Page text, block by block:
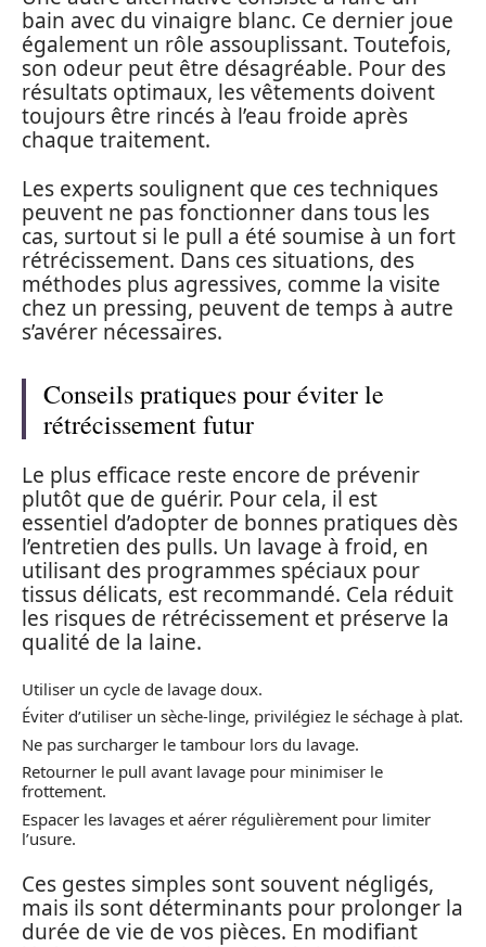
bain avec du vinaigre blanc. Ce dernier joue
également un rôle assouplissant. Toutefois,
son odeur peut être désagréable. Pour des
résultats optimaux, les vêtements doivent
toujours être rincés à l’eau froide après
chaque traitement.
Les experts soulignent que ces techniques
peuvent ne pas fonctionner dans tous les
cas, surtout si le pull a été soumise à un fort
rétrécissement. Dans ces situations, des
méthodes plus agressives, comme la visite
chez un pressing, peuvent de temps à autre
s’avérer nécessaires.
Conseils pratiques pour éviter le
rétrécissement futur
Le plus efficace reste encore de prévenir
plutôt que de guérir. Pour cela, il est
essentiel d’adopter de bonnes pratiques dès
l’entretien des pulls. Un lavage à froid, en
utilisant des programmes spéciaux pour
tissus délicats, est recommandé. Cela réduit
les risques de rétrécissement et préserve la
qualité de la laine.
Utiliser un cycle de lavage doux.
Éviter d’utiliser un sèche-linge, privilégiez le séchage à plat.
Ne pas surcharger le tambour lors du lavage.
Retourner le pull avant lavage pour minimiser le
frottement.
Espacer les lavages et aérer régulièrement pour limiter
l’usure.
Ces gestes simples sont souvent négligés,
mais ils sont déterminants pour prolonger la
durée de vie de vos pièces. En modifiant